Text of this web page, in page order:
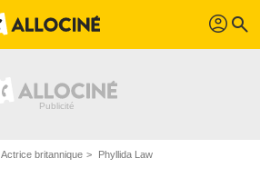
profil search
Actrice britannique Phyllida Law